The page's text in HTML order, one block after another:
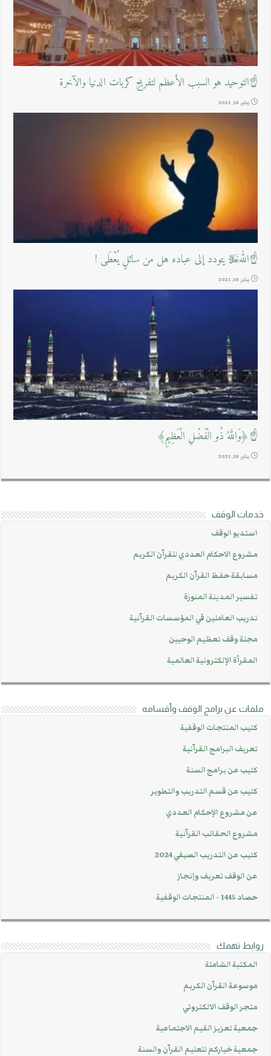
☝التوحيد هو السبب الأعظم لتفريج كربات الدنيا والآخرة
يناير 18, 2021
☝اللهﷻ يتودد إلى عباده هل من سائلٍ يُعْطَى !
يناير 18, 2021
☝﴿وَاللَّهُ ذُو الْفَضْلِ الْعَظِيمِ﴾
يناير 18, 2021
خدمات الوقف
استديو الوقف
مشروع الاحكام العددي للقرآن الكريم
مسابقة حفظ القرآن الكريم
تفسير المدينة المنورة
تدريب العاملين في المؤسسات القرآنية
مجلة وقف تعظيم الوحيين
المقرأة الإلكترونية العالمية
ملفات عن برامج الوقف وأقسامه
كتيب المنتجات الوقفية
تعريف البرامج القرآنية
كتيب عن برامج السنة
كتيب عن قسم التدريب والتطوير
عن مشروع الإحكام العددي
مشروع الحقائب القرآنية
كتيب عن التدريب الصيفي 2024
عن الوقف تعريف وإنجاز
حصاد 1445 - المنتجات الوقفية
روابط تهمك
المكتبة الشاملة
موسوعة القرآن الكريم
متجر الوقف الالكتروني
جمعية تعزيز القيم الاجتماعية
جمعية خياركم لتعليم القرآن والسنة